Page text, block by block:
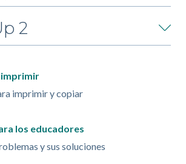
2
imprimir
imprimir y copiar
los educadores
y sus soluciones